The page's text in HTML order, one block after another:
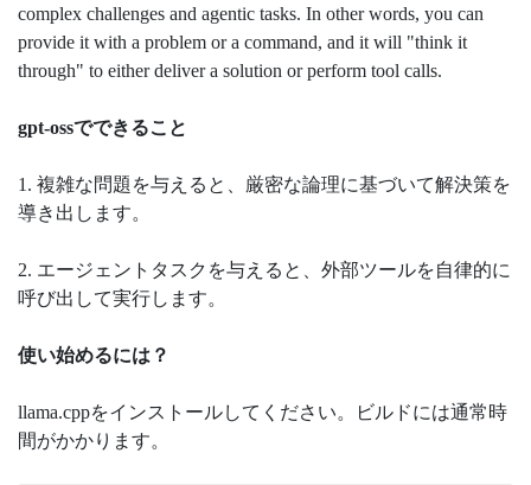
complex challenges and agentic tasks. In other words, you can
provide it with a problem or a command, and it will "think it
through" to either deliver a solution or perform tool calls.
gpt-ossでできること
1. 複雑な問題を与えると、厳密な論理に基づいて解決策を
導き出します。
2. エージェントタスクを与えると、外部ツールを自律的に
呼び出して実行します。
使い始めるには？
llama.cppをインストールしてください。ビルドには通常時
間がかかります。